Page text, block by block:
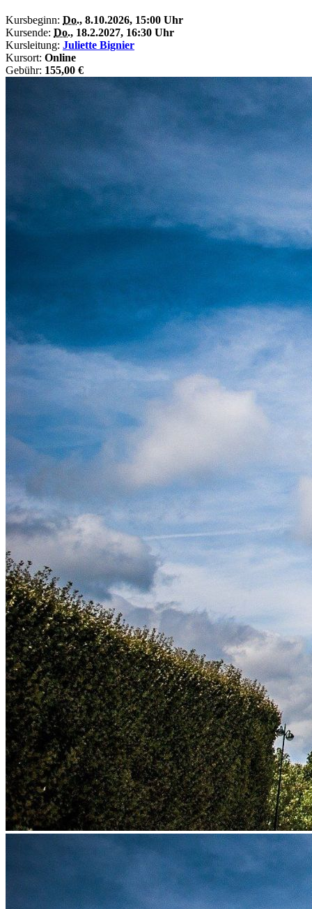
Kursbeginn: Do., 8.10.2026, 15:00 Uhr
Kursende: Do., 18.2.2027, 16:30 Uhr
Kursleitung: Juliette Bignier
Kursort: Online
Gebühr: 155,00 €